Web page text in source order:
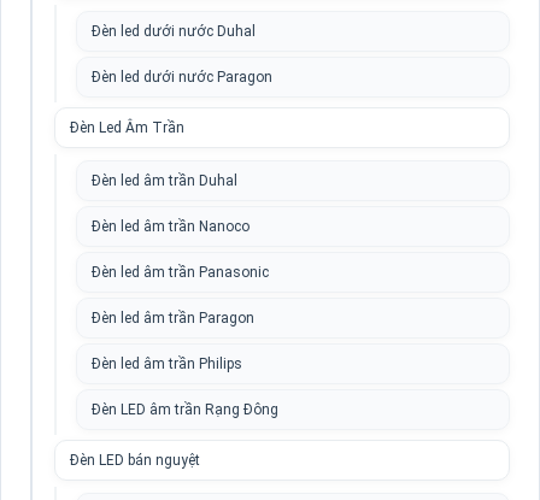
Đèn led dưới nước Duhal
Đèn led dưới nước Paragon
Đèn Led Âm Trần
Đèn led âm trần Duhal
Đèn led âm trần Nanoco
Đèn led âm trần Panasonic
Đèn led âm trần Paragon
Đèn led âm trần Philips
Đèn LED âm trần Rạng Đông
Đèn LED bán nguyệt